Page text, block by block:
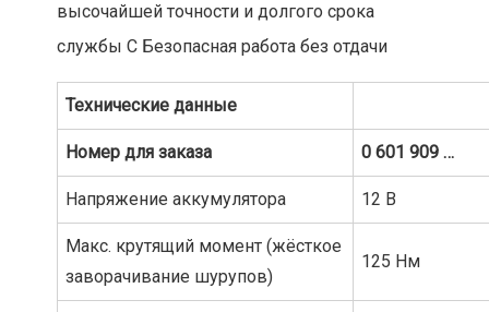
высочайшей точности и долгого срока
службы C Безопасная работа без отдачи
Технические данные
Номер для заказа 0 601 909 …
Напряжение аккумулятора 12 В
Макс. крутящий момент (жёсткое
заворачивание шурупов)
125 Нм